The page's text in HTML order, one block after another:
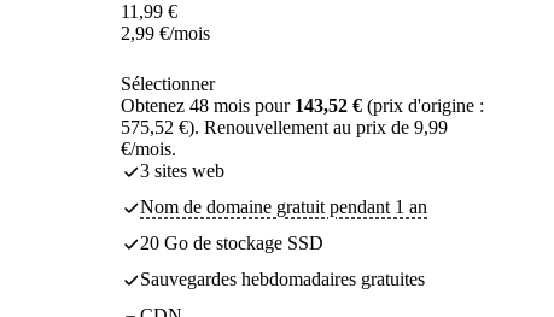
11,99 €
2,99 €/mois
Sélectionner
Obtenez 48 mois pour 143,52 € (prix d'origine :
575,52 €). Renouvellement au prix de 9,99
€/mois.
3 sites web
Nom de domaine gratuit pendant 1 an
20 Go de stockage SSD
Sauvegardes hebdomadaires gratuites